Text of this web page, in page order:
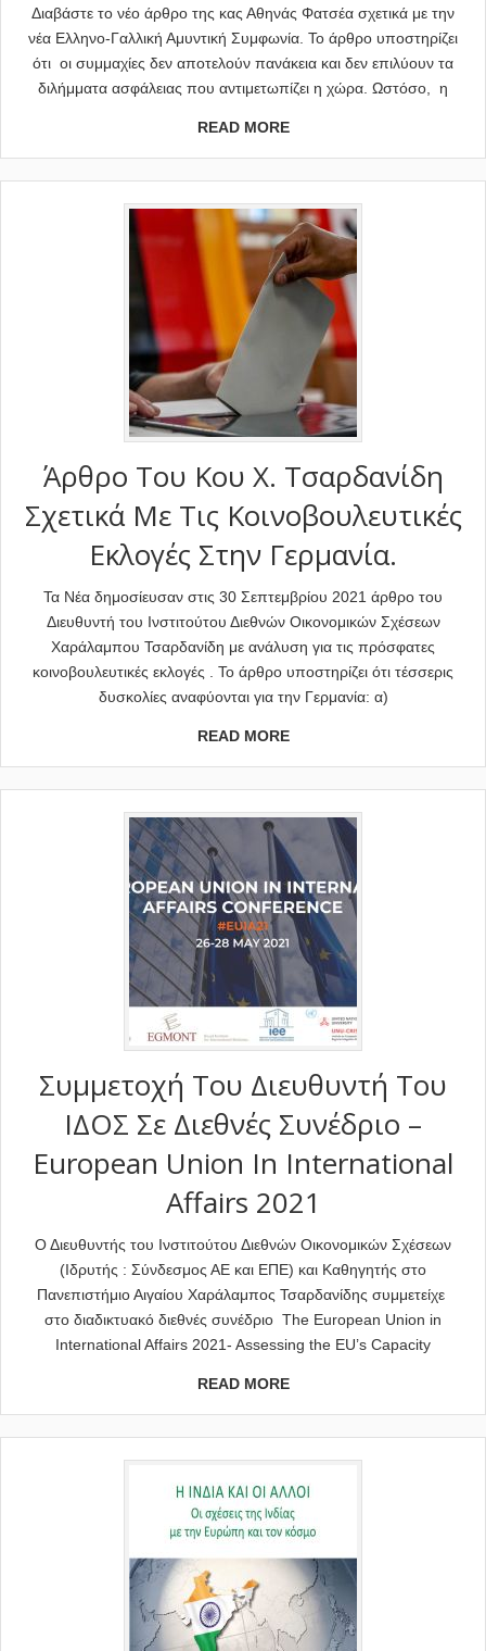
Διαβάστε το νέο άρθρο της κας Αθηνάς Φατσέα σχετικά με την
νέα Ελληνο-Γαλλική Αμυντική Συμφωνία. Το άρθρο υποστηρίζει
ότι οι συμμαχίες δεν αποτελούν πανάκεια και δεν επιλύουν τα
διλήμματα ασφάλειας που αντιμετωπίζει η χώρα. Ωστόσο, η
READ MORE
Άρθρο Του Κου Χ. Τσαρδανίδη
Σχετικά Με Τις Κοινοβουλευτικές
Εκλογές Στην Γερμανία.
Τα Νέα δημοσίευσαν στις 30 Σεπτεμβρίου 2021 άρθρο του
Διευθυντή του Ινστιτούτου Διεθνών Οικονομικών Σχέσεων
Χαράλαμπου Τσαρδανίδη με ανάλυση για τις πρόσφατες
κοινοβουλευτικές εκλογές . Το άρθρο υποστηρίζει ότι τέσσερις
δυσκολίες αναφύονται για την Γερμανία: α)
READ MORE
Συμμετοχή Του Διευθυντή Του
ΙΔΟΣ Σε Διεθνές Συνέδριο –
European Union In International
Affairs 2021
Ο Διευθυντής του Ινστιτούτου Διεθνών Οικονομικών Σχέσεων
(Ιδρυτής : Σύνδεσμος ΑΕ και ΕΠΕ) και Καθηγητής στο
Πανεπιστήμιο Αιγαίου Χαράλαμπος Τσαρδανίδης συμμετείχε
στο διαδικτυακό διεθνές συνέδριο The European Union in
International Affairs 2021- Assessing the EU’s Capacity
READ MORE